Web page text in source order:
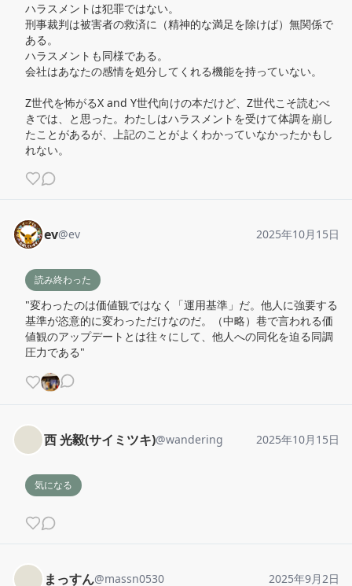
ハラスメントは犯罪ではない。
刑事裁判は被害者の救済に（精神的な満足を除けば）無関係で
ある。
ハラスメントも同様である。
会社はあなたの感情を処分してくれる機能を持っていない。
Z世代を怖がるX and Y世代向けの本だけど、Z世代こそ読むべ
きでは、と思った。わたしはハラスメントを受けて体調を崩し
たことがあるが、上記のことがよくわかっていなかったかもし
れない。
ev@ev 2025年10月15日
読み終わった
"変わったのは価値観ではなく「運用基準」だ。他人に強要する
基準が恣意的に変わっただけなのだ。（中略）巷で言われる価
値観のアップデートとは往々にして、他人への同化を迫る同調
圧力である"
西 光毅(サイミツキ)@wandering 2025年10月15日
気になる
まっすん@massn0530 2025年9月2日